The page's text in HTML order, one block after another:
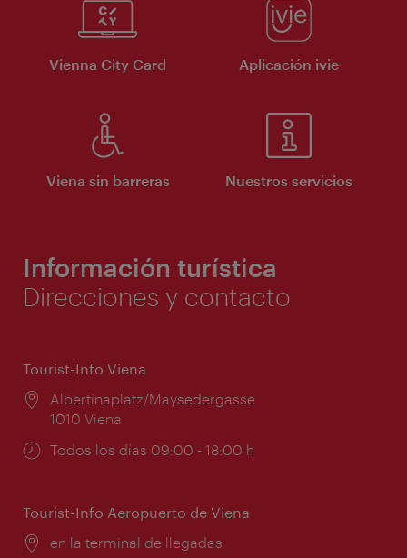
Vienna City Card Aplicación ivie
Viena sin barreras Nuestros servicios
Información turística
Direcciones y contacto
Tourist-Info Viena
Lugar:
Albertinaplatz/Maysedergasse
1010 Viena
Horarios
Todos los días 09:00 - 18:00 h
Tourist-Info Aeropuerto de Viena
Lugar:
en la terminal de llegadas